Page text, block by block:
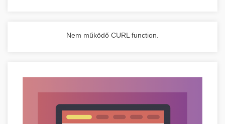
Nem működő CURL function.